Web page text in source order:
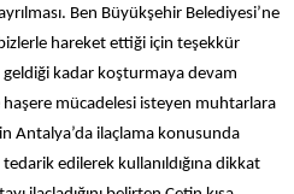
Ben Büyükşehir Belediyesi’ne
hareket ettiği için teşekkür
kadar koşturmaya devam
mücadelesi isteyen muhtarlara
Antalya’da ilaçlama konusunda
edilerek kullanıldığına dikkat